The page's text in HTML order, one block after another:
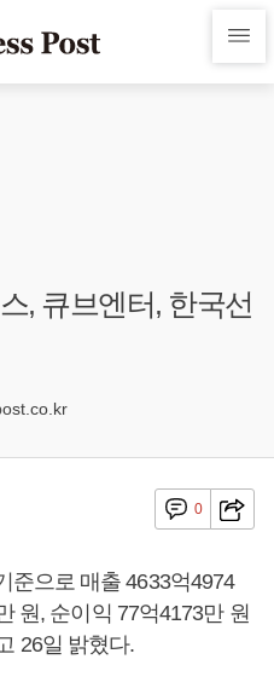
, 큐브엔터, 한국선
0
준으로 매출 4633억4974
원, 순이익 77억4173만 원
26일 밝혔다.